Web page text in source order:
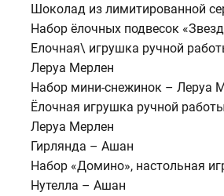
Шоколад из лимитированной
Набор ёлочных подвесок
Елочная\ игрушка ручной
Леруа Мерлен
Набор мини-снежинок – Леруа
Ёлочная игрушка ручной
Леруа Мерлен
Гирлянда – Ашан
Набор «Домино», настольная
Нутелла – Ашан